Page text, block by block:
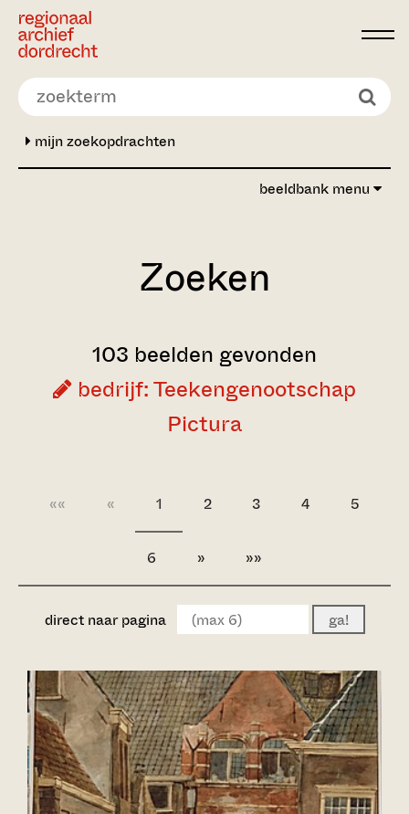
Ga direct naar de inhoud
mijn zoekopdrachten
beeldbank menu
Zoeken
103 beelden gevonden
bedrijf: Teekengenootschap
Pictura
«« « 1 2 3 4 5
6 » »»
direct naar pagina ga!